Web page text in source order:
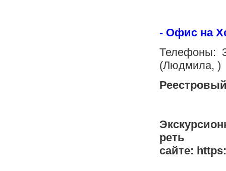
- Офис на
Телефоны:
(Людмила, )
сайте: